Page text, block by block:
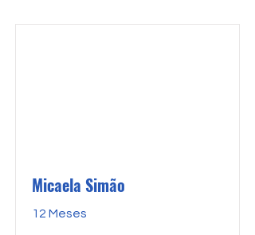
Micaela Simão
12 Meses